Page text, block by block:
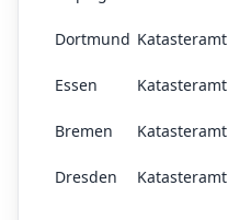
Dortmund Katasteramt
Essen
Katasteramt
Bremen
Katasteramt
Dresden
Katasteramt